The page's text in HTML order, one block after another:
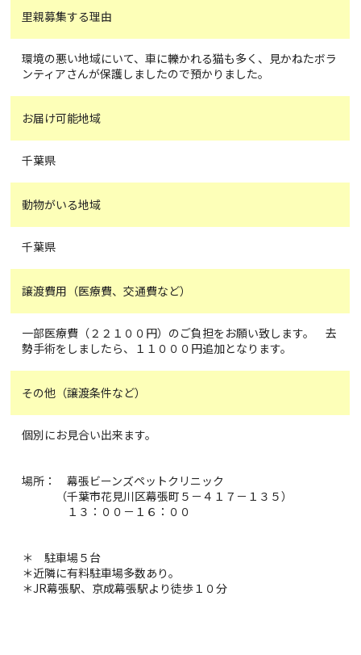
里親募集する理由
環境の悪い地域にいて、車に轢かれる猫も多く、見かねたボラ
ンティアさんが保護しましたので預かりました。
お届け可能地域
千葉県
動物がいる地域
千葉県
譲渡費用（医療費、交通費など）
一部医療費（２２１００円）のご負担をお願い致します。 去
勢手術をしましたら、１１０００円追加となります。
その他（譲渡条件など）
個別にお見合い出来ます。
場所： 幕張ビーンズペットクリニック
（千葉市花見川区幕張町５－４１７－１３５）
１３：００－１６：００
＊ 駐車場５台
＊近隣に有料駐車場多数あり。
＊JR幕張駅、京成幕張駅より徒歩１０分